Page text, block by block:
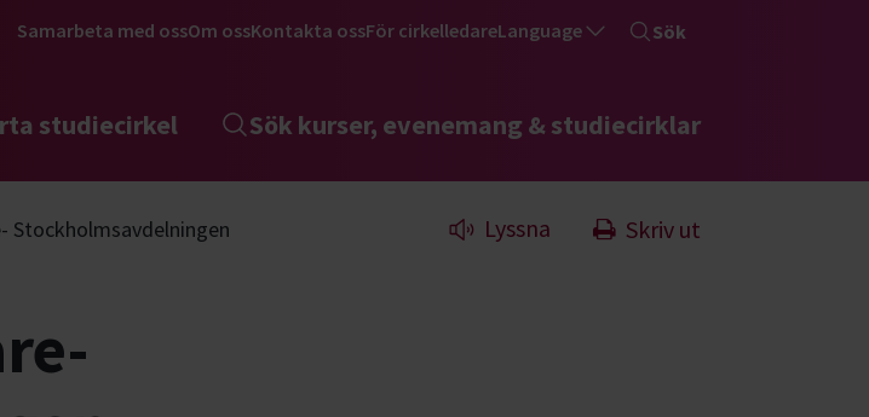
Samarbeta med ossOm ossKontakta ossFör cirkelledareLanguage Sök
studiecirkel Sök kurser, evenemang & studiecirklar
Stockholmsavdelningen Lyssna Skriv ut